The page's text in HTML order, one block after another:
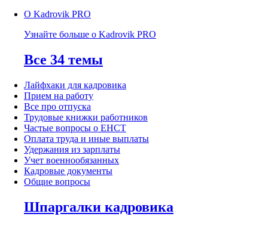
О Kadrovik PRO
Узнайте больше о Kadrovik PRO
Все 34 темы
Лайфхаки для кадровика
Прием на работу
Все про отпуска
Трудовые книжки работников
Частые вопросы о ЕНСТ
Оплата труда и иные выплаты
Удержания из зарплаты
Учет военнообязанных
Кадровые документы
Общие вопросы
Шпаргалки кадровика